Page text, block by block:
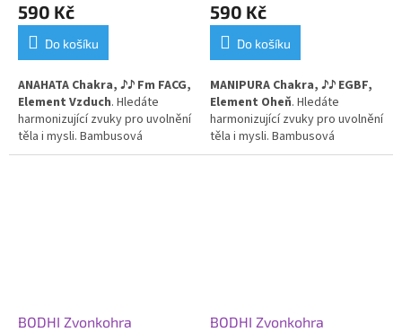
590 Kč
Do košíku
ANAHATA Chakra, ♪♪ Fm FACG,
Element Vzduch. Hledáte
harmonizující zvuky pro uvolnění
těla i mysli. Bambusová
zvonkohra doladí vaši jógovou
590 Kč
Do košíku
MANIPURA Chakra, ♪♪ EGBF,
Element Oheň. Hledáte
harmonizující zvuky pro uvolnění
těla i mysli. Bambusová
zvonkohra doladí vaši jógovou
BODHI Zvonkohra
BODHI Zvonkohra